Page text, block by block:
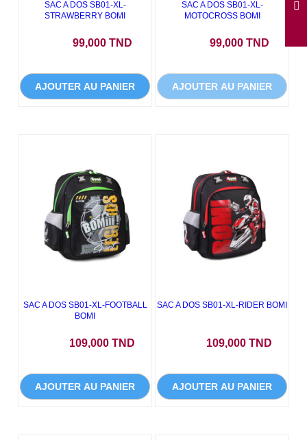
SAC A DOS SB01-XL-
STRAWBERRY BOMI
99,000 TND
AJOUTER AU PANIER
SAC A DOS SB01-XL-
MOTOCROSS BOMI
99,000 TND
AJOUTER AU PANIER
SAC A DOS SB01-XL-FOOTBALL
BOMI
109,000 TND
AJOUTER AU PANIER
SAC A DOS SB01-XL-RIDER BOMI
109,000 TND
AJOUTER AU PANIER